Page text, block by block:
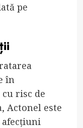
pe
în
risc de
Actonel este